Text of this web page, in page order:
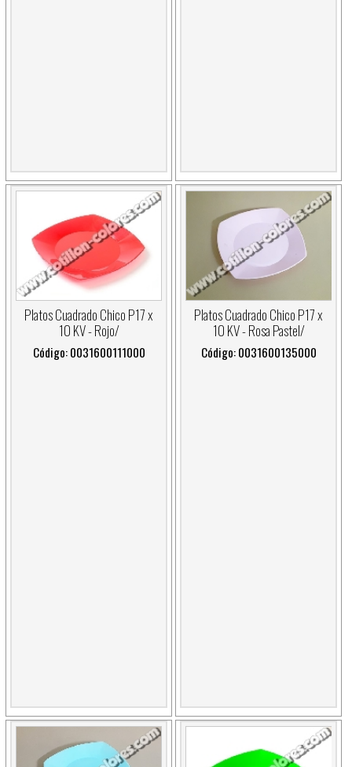
Platos Cuadrado Chico P17 x
10 KV - Rojo/
Código: 0031600111000
Platos Cuadrado Chico P17 x
10 KV - Rosa Pastel/
Código: 0031600135000